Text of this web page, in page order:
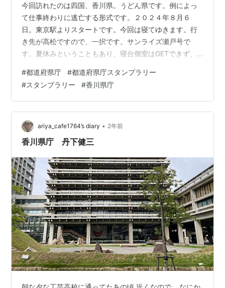
今回訪れたのは四国、香川県。うどん県です。例によっ
て仕事終わりに逃亡する形式です。２０２４年８月６
日。東京駅よりスタートです。今回は寝てゆきます。行
き先が高松ですので、一択です。サンライズ瀬戸号で
す。夏休みということもあり、寝台個室はGETできず、
せ終わりにビールは体内に入っていたのですが、これか
ら高松までの間のお供に東京駅で氷結、氷、から揚げを
仕込みます。今回は上段なので、帰宅混雑する東京駅９
番線ホームを見下ろしながら、「かんぱ～い！」。席は
雑魚寝ですが、わずかな優越感と背徳感に浸れる時間で
す。ということでいってきま～す！ 高松駅到着 は…
#都道府県庁 #都道府県庁スタンプラリー
#スタンプラリー #香川県庁
ariya_cafe1764’s diary • 2年前
香川県庁 丹下健三